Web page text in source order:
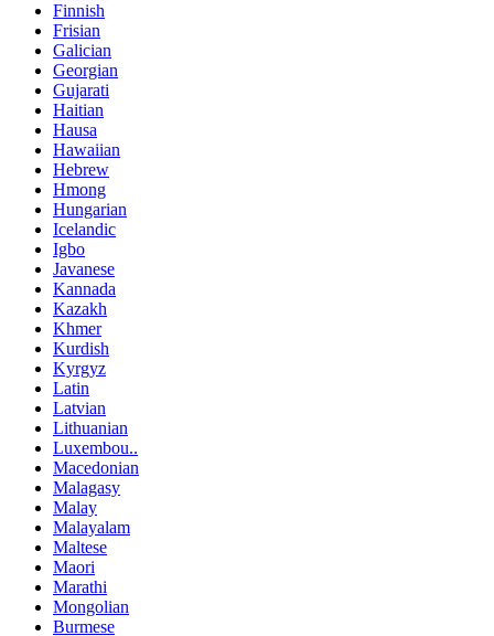
Finnish
Frisian
Galician
Georgian
Gujarati
Haitian
Hausa
Hawaiian
Hebrew
Hmong
Hungarian
Icelandic
Igbo
Javanese
Kannada
Kazakh
Khmer
Kurdish
Kyrgyz
Latin
Latvian
Lithuanian
Luxembou..
Macedonian
Malagasy
Malay
Malayalam
Maltese
Maori
Marathi
Mongolian
Burmese